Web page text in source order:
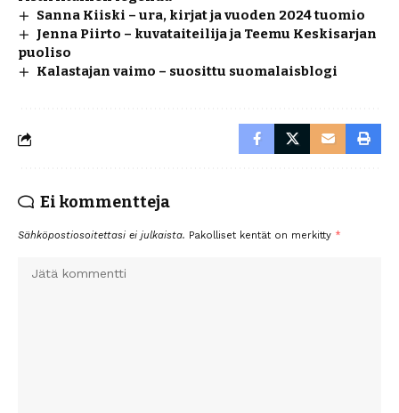
Sanna Kiiski – ura, kirjat ja vuoden 2024 tuomio
Jenna Piirto – kuvataiteilija ja Teemu Keskisarjan
puoliso
Kalastajan vaimo – suosittu suomalaisblogi
Ei kommentteja
Sähköpostiosoitettasi ei julkaista. Pakolliset kentät on merkitty *